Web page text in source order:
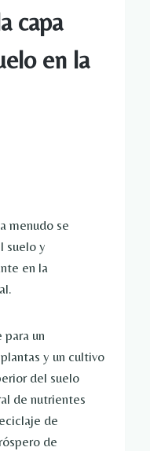
capa
en la
menudo se
suelo y
en la
para un
y un cultivo
del suelo
de nutrientes
de
de